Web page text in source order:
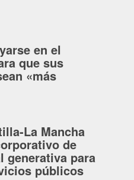
en el
que sus
«más
La Mancha
de
generativa para
públicos